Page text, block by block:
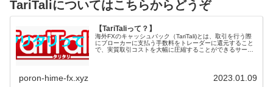
TariTaliについてはこちらからどうぞ
【TariTaliって？】
海外FXのキャッシュバック（TariTali)とは、取引を行う際
にブローカーに支払う手数料をトレーダーに還元すること
で、実質取引コストを大幅に圧縮することができるサービ
poron-hime-fx.xyz 2023.01.09